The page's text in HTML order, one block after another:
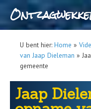
U bent hier: Home »
van Jaap Dieleman »
gemeente
Jaap